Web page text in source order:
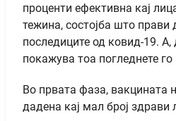
проценти ефективна кај
тежина, состојба што
последиците од ковид-19. А,
покажува тоа погледнете го
Во првата фаза, вакцината
дадена кај мал број здрави